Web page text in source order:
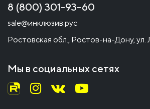
8 (800) 301-93-60
sale@инклюзив.рус
Ростовская обл., Ростов-на-Дону, ул.
Мы в социальных сетях